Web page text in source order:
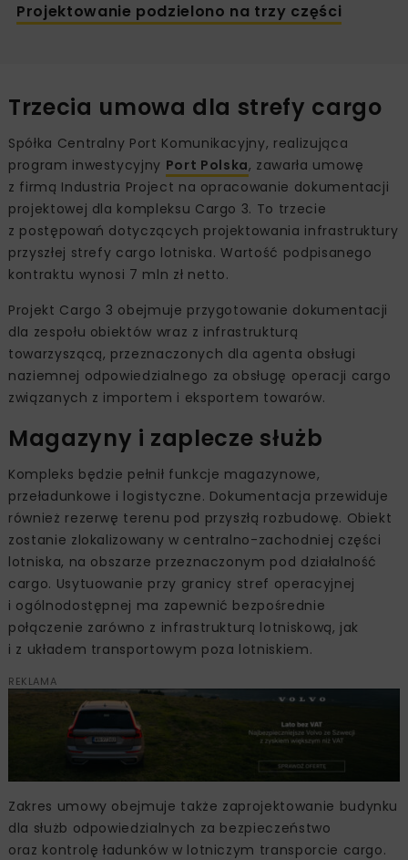
Projektowanie podzielono na trzy części
Trzecia umowa dla strefy cargo
Spółka Centralny Port Komunikacyjny, realizująca
program inwestycyjny Port Polska, zawarła umowę
z firmą Industria Project na opracowanie dokumentacji
projektowej dla kompleksu Cargo 3. To trzecie
z postępowań dotyczących projektowania infrastruktury
przyszłej strefy cargo lotniska. Wartość podpisanego
kontraktu wynosi 7 mln zł netto.
Projekt Cargo 3 obejmuje przygotowanie dokumentacji
dla zespołu obiektów wraz z infrastrukturą
towarzyszącą, przeznaczonych dla agenta obsługi
naziemnej odpowiedzialnego za obsługę operacji cargo
związanych z importem i eksportem towarów.
Magazyny i zaplecze służb
Kompleks będzie pełnił funkcje magazynowe,
przeładunkowe i logistyczne. Dokumentacja przewiduje
również rezerwę terenu pod przyszłą rozbudowę. Obiekt
zostanie zlokalizowany w centralno-zachodniej części
lotniska, na obszarze przeznaczonym pod działalność
cargo. Usytuowanie przy granicy stref operacyjnej
i ogólnodostępnej ma zapewnić bezpośrednie
połączenie zarówno z infrastrukturą lotniskową, jak
i z układem transportowym poza lotniskiem.
REKLAMA
Zakres umowy obejmuje także zaprojektowanie budynku
dla służb odpowiedzialnych za bezpieczeństwo
oraz kontrolę ładunków w lotniczym transporcie cargo.